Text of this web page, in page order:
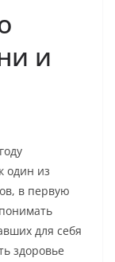
и
один из
в первую
для себя
здоровье